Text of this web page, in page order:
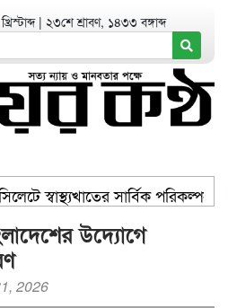
| ২৩শে শ্রাবণ, ১৪৩৩ বঙ্গাব্দ
স্বাস্থ্যখাতের সার্বিক পরিকল্পনা
এক হাজার গাছের চারা
উদ্যোগে
2026